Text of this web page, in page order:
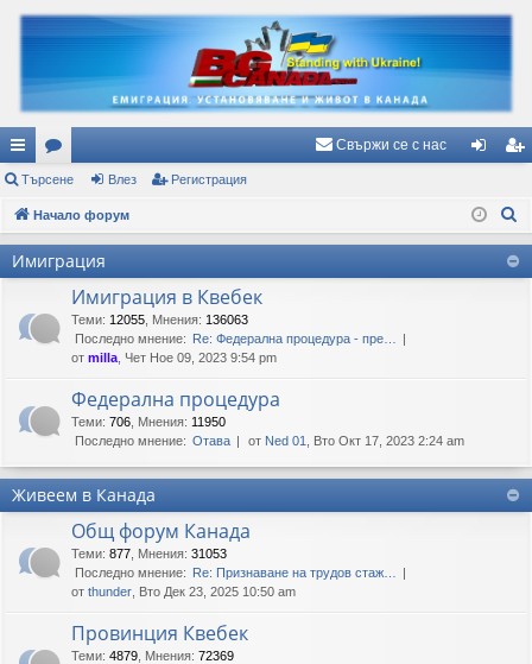
ъ
рз
и
ъз
ор
ум
Свържи се с нас
з ис
тр
Търсене Влез Регистрация
Начало форум
Имиграция
Имиграция в Квебек
Теми: 12055 Мнения: 136063
Последно мнение: Re: Федерална процедура - пре…
от milla , Чет Ное 09, 2023 9:54 pm
Федерална процедура
Теми: 706 Мнения: 11950
Последно мнение: Отава от Ned 01 , Вто Окт 17, 2023 2:24 am
Живеем в Канада
Общ форум Канада
Теми: 877 Мнения: 31053
Последно мнение: Re: Признаване на трудов стаж…
от thunder , Вто Дек 23, 2025 10:50 am
Провинция Квебек
Теми: 4879 Мнения: 72369